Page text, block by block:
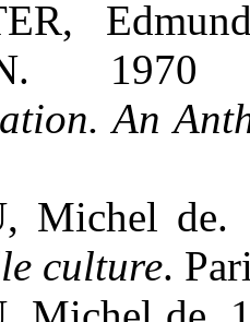
An
Michel
culture.